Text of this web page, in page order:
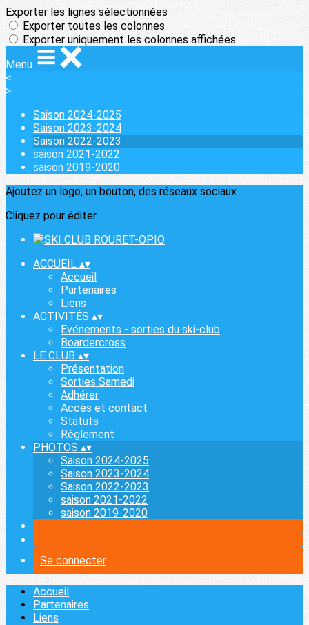
Exporter les lignes sélectionnées
Exporter toutes les colonnes
Exporter uniquement les colonnes affichées
Menu
<
>
Saison 2024-2025
Saison 2023-2024
Saison 2022-2023
saison 2021-2022
saison 2019-2020
Ajoutez un logo, un bouton, des réseaux sociaux
Cliquez pour éditer
ACCUEIL ▴▾
Accueil
Partenaires
Liens
ACTIVITÉS ▴▾
Evénements - sorties du ski-club
Boardercross
LE CLUB ▴▾
Présentation
Sorties Samedi
Adhérer
Accès et contact
Statuts
Règlement
PHOTOS ▴▾
Saison 2024-2025
Saison 2023-2024
Saison 2022-2023
saison 2021-2022
saison 2019-2020
Se connecter
Accueil
Partenaires
Liens